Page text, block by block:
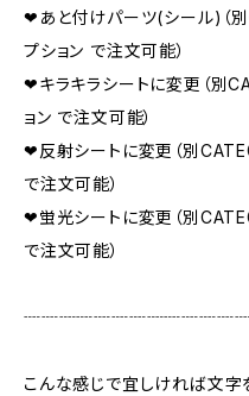
❤あと付けパーツ(シール)（
プション で注文可能）
❤キラキラシートに変更（別
ョン で注文可能）
❤反射シートに変更（別
で注文可能）
❤蛍光シートに変更（別
で注文可能）
こんな感じで宜しければ文字